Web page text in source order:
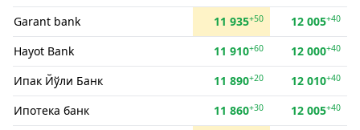
Garant bank 11 935+50 12 005+40
Hayot Bank 11 910+60 12 000+40
Ипак Йўли Банк 11 890+20 12 010+40
Ипотека банк 11 860+30 12 005+40